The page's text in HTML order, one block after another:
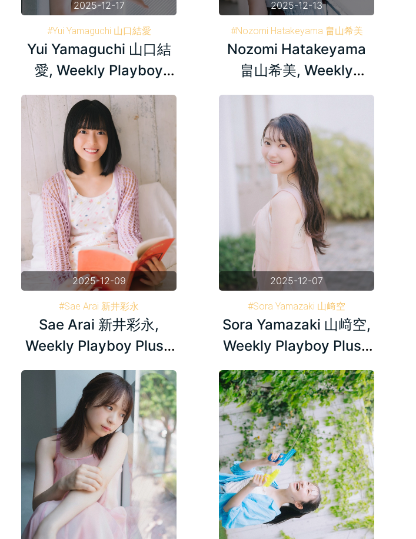
2025-12-17
#Yui Yamaguchi 山口結愛
#Weekly Playboy 週刊プレイボーイ
#AKB48
Yui Yamaguchi 山口結
愛, Weekly Playboy
Plus+ 2024.07.25
2025-12-13
#Nozomi Hatakeyama 畠山希美
#Weekly Playboy 週刊プレイボーイ
#AKB48
Nozomi Hatakeyama
畠山希美, Weekly
Playboy Plus+ 24.07.11
2025-12-09
#Sae Arai 新井彩永
#Weekly Playboy 週刊プレイボーイ
#AKB48
Sae Arai 新井彩永,
Weekly Playboy Plus+
2024.12.19
2025-12-07
#Sora Yamazaki 山﨑空
#Weekly Playboy 週刊プレイボーイ
#AKB48
Sora Yamazaki 山﨑空,
Weekly Playboy Plus+
2024.06.03